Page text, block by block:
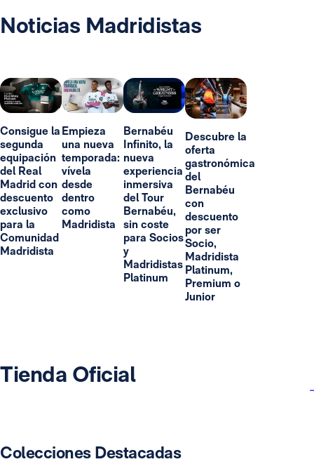
Noticias Madridistas
Consigue la
segunda
equipación
del Real
Madrid con
descuento
exclusivo
para la
Comunidad
Madridista
Empieza
una nueva
temporada:
vívela
desde
dentro
como
Madridista
Bernabéu
Infinito, la
nueva
experiencia
inmersiva
del Tour
Bernabéu,
sin coste
para Socios
y
Madridistas
Platinum
Descubre la
oferta
gastronómica
del
Bernabéu
con
descuento
por ser
Socio,
Madridista
Platinum,
Premium o
Junior
Tienda Oficial
Colecciones Destacadas